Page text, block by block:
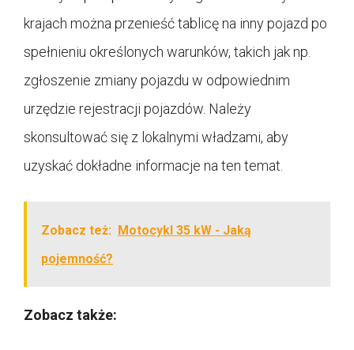
krajach można przenieść tablicę na inny pojazd po
spełnieniu określonych warunków, takich jak np.
zgłoszenie zmiany pojazdu w odpowiednim
urzędzie rejestracji pojazdów. Należy
skonsultować się z lokalnymi władzami, aby
uzyskać dokładne informacje na ten temat.
Zobacz też: Motocykl 35 kW - Jaką
pojemność?
Zobacz także: